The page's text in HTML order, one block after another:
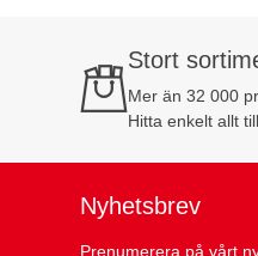
Stort
Mer än 32 000
Hitta enkelt allt
Nyhetsbrev
Prenumerera på vårt